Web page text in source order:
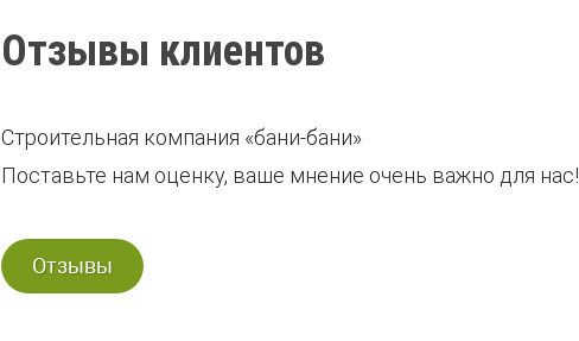
Отзывы клиентов
Строительная компания «бани-бани»
Поставьте нам оценку, ваше мнение очень важно для нас!
Отзывы